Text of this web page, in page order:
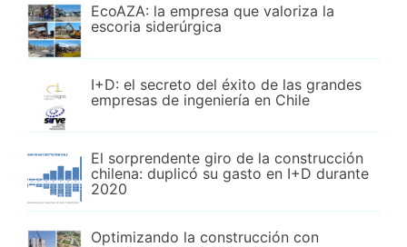
EcoAZA: la empresa que valoriza la
escoria siderúrgica
I+D: el secreto del éxito de las grandes
empresas de ingeniería en Chile
El sorprendente giro de la construcción
chilena: duplicó su gasto en I+D durante
2020
Optimizando la construcción con